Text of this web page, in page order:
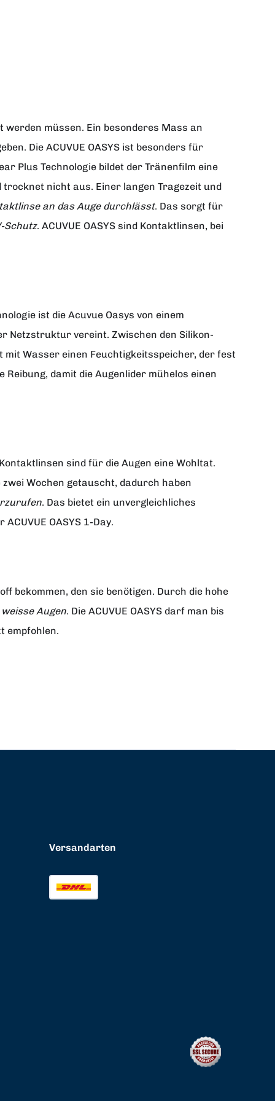
müssen. Ein besonderes Mass an
Die ACUVUE OASYS ist besonders für
Plus Technologie bildet der Tränenfilm eine
nicht aus. Einer langen Tragezeit und
an das Auge durchlässt. Das sorgt für
Schutz. ACUVUE OASYS sind Kontaktlinsen, bei
ist die Acuvue Oasys von einem
Netzstruktur vereint. Zwischen den Silikon-
mit Wasser einen Feuchtigkeitsspeicher, der fest
damit die Augenlider mühelos einen
sind für die Augen eine Wohltat.
Wochen getauscht, dadurch haben
. Das bietet ein unvergleichliches
OASYS 1-Day.
bekommen, den sie benötigen. Durch die hohe
Augen. Die ACUVUE OASYS darf man bis
empfohlen.
Versandarten